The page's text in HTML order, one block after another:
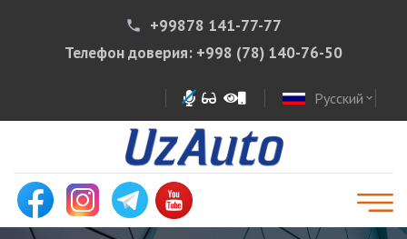
phone
+99878 141-77-77
Телефон доверия: +998 (78) 140-76-50
Русский expand_more